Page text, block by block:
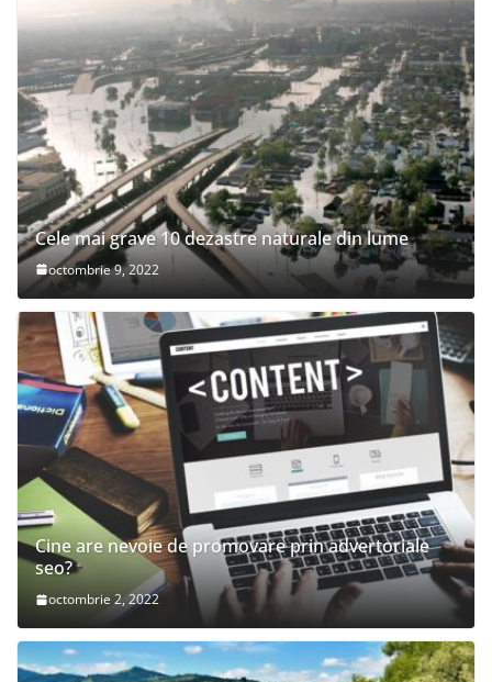
Cele mai grave 10 dezastre naturale din lume
octombrie 9, 2022
Cine are nevoie de promovare prin advertoriale
seo?
octombrie 2, 2022